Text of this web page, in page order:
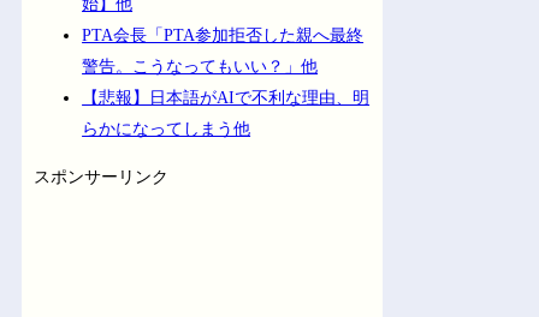
始】他
PTA会長「PTA参加拒否した親へ最終
警告。こうなってもいい？」他
【悲報】日本語がAIで不利な理由、明
らかになってしまう他
スポンサーリンク